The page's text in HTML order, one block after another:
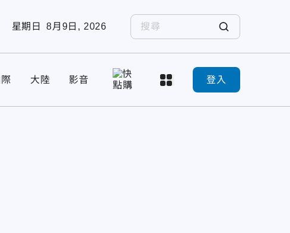
星期日 8月9日, 2026
大陸 影音 登入